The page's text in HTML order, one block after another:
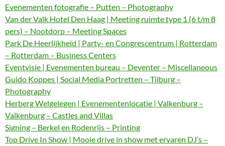
Evenementen fotografie – Putten – Photography
Van der Valk Hotel Den Haag | Meeting ruimte type 1 (6 t/m 8
pers) – Nootdorp – Meeting Spaces
Park De Heerlijkheid | Party- en Congrescentrum | Rotterdam
– Rotterdam – Business Centers
Eventvisie | Evenementen bureau – Deventer – Miscellaneous
Guido Koppes | Social Media Portretten – Tilburg –
Photography
Herberg Welgelegen | Evenementenlocatie | Valkenburg –
Valkenburg – Castles and Villas
Signing – Berkel en Rodenrijs – Printing
Top Drive In Show | Mooie drive in show met ervaren DJ’s –